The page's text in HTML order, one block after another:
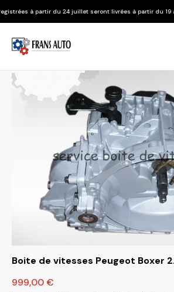
juillet seront livrées à partir du 19 août. Nous vous
Boite de vitesses Peugeot Boxer
999,00€